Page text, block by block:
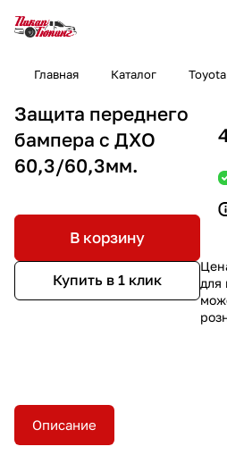
Главная Каталог
Защита переднего
бампера с ДХО
60,3/60,3мм.
В корзину
Купить в 1 клик
для
Описание